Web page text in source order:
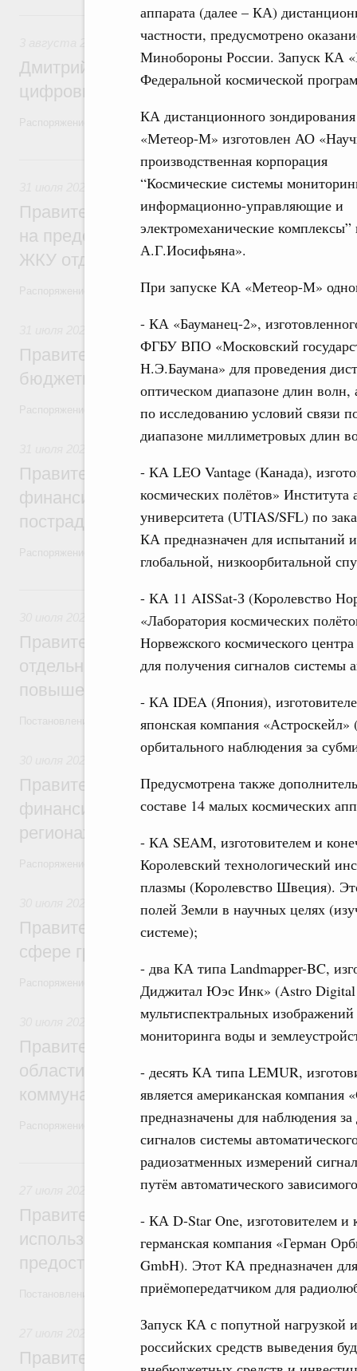
аппарата (далее – КА)
частности, предусмотрено
Минобороны России. Запуск КА
Федеральной космической
КА дистанционного
«Метеор-М» изготовлен АО
производственная корпорация
“Космические системы
информационно-управляющие и
электромеханические
А.Г.Иосифьяна».
При запуске КА «Метеор-М»
- КА «Бауманец-2»,
ФГБУ ВПО «Московский
Н.Э.Баумана» для проведения
оптическом диапазоне длин
по исследованию условий связи
диапазоне миллиметровых длин
- КА LEO Vantage (Канада),
космических полётов» Института
университета (UTIAS/SFL) по
КА предназначен для испытаний
глобальной, низкоорбитальной
- КА 11 AISSat-З (Королевство
«Лаборатория космических
Норвежского космического
для получения сигналов системы
- КА IDEA (Япония),
японская компания «Астроскейл»
орбитального наблюдения за
Предусмотрена также
составе 14 малых космических
- КА SEAM, изготовителем и
Королевский технологический
плазмы (Королевство Швеция).
полей Земли в научных целях
системе);
- два КА типа Landmapper-BC,
Диджитал Юэс Инк» (Astro Digital
мультиспектральных
мониторинга воды и
- десять КА типа LEMUR,
является американская
предназначены для наблюдения
сигналов системы
радиозатменных измерений
путём автоматического
- КА D-Star One, изготовителем и
германская компания «Герман
GmbH). Этот КА предназначен
приёмопередатчиком для
Запуск КА с попутной нагрузкой
российских средств выведения
3 августа, понедельник
Регулирование в сфере торговли.
Дмитрий Григоренко возглавил штаб по
цифровых платформ
Распоряжение от 25 июля 2026 года №1966-р
31 июля, пятница
Социальная поддержка отдельных
Правительство направит регионам
на предоставление мер социальной
ЖКУ отдельным категориям граждан
Распоряжение от 30 июля 2026 года №2032-р
Бюджеты субъектов Федерации.
Правительство спишет часть
бюджетным кредитам ещё двум
Распоряжение от 29 июля 2026 года №2016-р
Правительство выделило
финансирование Дагестану и Чечне на
пострадавшим от наводнения
30 июля, четверг
Оборот бензина и дизельного топлива
Правительство ввело новый временный
отдельных видов топлива и утвердило
повышения доступности нефтепродуктов
Постановления от 30 июля 2026 года №952, №953, №954
Правительство выделило
финансирование на поддержку бизнеса
регионах
Распоряжение от 30 июля 2026 года №2031-р
Авиастроение
Правительство профинансирует
сфере гражданской авиации
Жилищно-коммунальное хозяйство
Правительство выделило
области на поддержку предприятий
коммунального хозяйства
Распоряжение от 29 июля 2026 года №2021-р
27 июля, понедельник
Государственные и муниципальные услуги
Правительство утвердило параметры
использованию платёжных карт «Мир»
предоставления отдельных мер
Постановление от 18 июля 2026 года №914
Инструменты развития территорий. ОЭЗ.
Правительство направит